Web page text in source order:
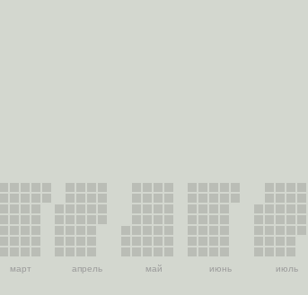
март апрель май июнь июль